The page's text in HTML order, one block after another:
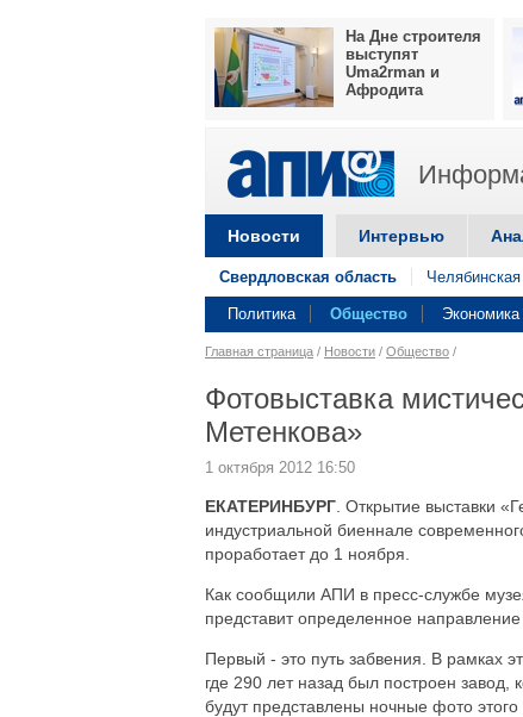
На Дне строителя
выступят
Uma2rman и
Афродита
Новости Интервью
Свердловская область
Политика Общество Экономика
Главная страница / Новости / Общество /
Фотовыставка
Метенкова»
1 октября 2012 16:50
ЕКАТЕРИНБУРГ . Открытие выставки
индустриальной биеннале
проработает до 1 ноября.
Как сообщили АПИ в пресс-службе
представит определенное направление
Первый - это путь забвения. В рамках
где 290 лет назад был построен
будут представлены ночные фото этого